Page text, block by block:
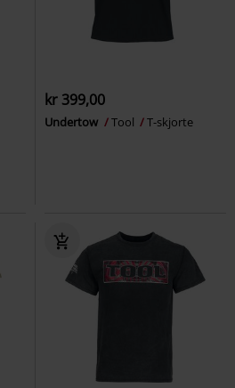
kr 399,00
Undertow Tool T-skjorte